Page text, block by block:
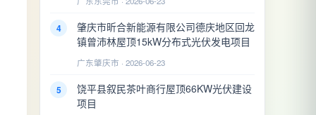
4
肇庆市昕合新能源有限公司德庆地区回龙
镇曾沛林屋顶15kW分布式光伏发电项目
广东肇庆市 · 2026-06-23
5
饶平县叙民茶叶商行屋顶66KW光伏建设
项目